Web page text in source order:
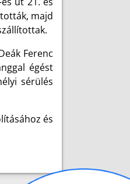
majd
Ferenc
égést
sérülés
és